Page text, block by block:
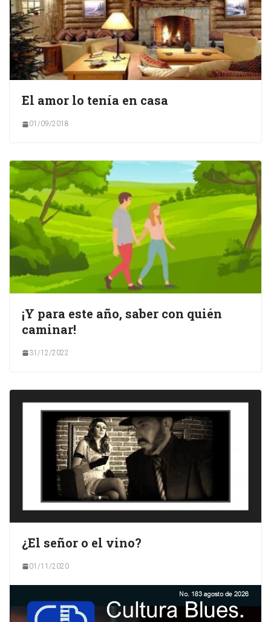
El amor lo tenía en casa
01/09/2018
¡Y para este año, saber con quién
caminar!
31/12/2022
¿El señor o el vino?
01/11/2020